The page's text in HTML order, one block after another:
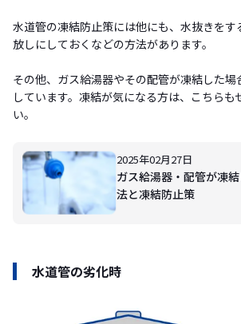
水道管の凍結防止策には他にも、水抜きをす
放しにしておくなどの方法があります。
その他、ガス給湯器やその配管が凍結した
しています。凍結が気になる方は、こちらも
い。
2025年02月27日
ガス給湯器・配管が凍
法と凍結防止策
水道管の劣化時